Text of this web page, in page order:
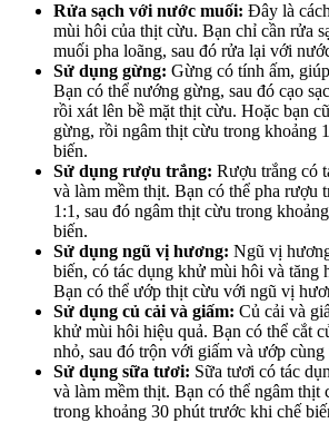
Rửa sạch với nước muối: Đây là
mùi hôi của thịt cừu. Bạn chỉ cần rửa
muối pha loãng, sau đó rửa lại với
Sử dụng gừng: Gừng có tính ấm,
Bạn có thể nướng gừng, sau đó cạo
rồi xát lên bề mặt thịt cừu. Hoặc bạn
gừng, rồi ngâm thịt cừu trong khoảng
biến.
Sử dụng rượu trắng: Rượu trắng có
và làm mềm thịt. Bạn có thể pha rượu
1:1, sau đó ngâm thịt cừu trong
biến.
Sử dụng ngũ vị hương: Ngũ vị
biến, có tác dụng khử mùi hôi và tăng
Bạn có thể ướp thịt cừu với ngũ vị
Sử dụng củ cải và giấm: Củ cải và
khử mùi hôi hiệu quả. Bạn có thể cắt
nhỏ, sau đó trộn với giấm và ướp
Sử dụng sữa tươi: Sữa tươi có tác
và làm mềm thịt. Bạn có thể ngâm thịt
trong khoảng 30 phút trước khi chế